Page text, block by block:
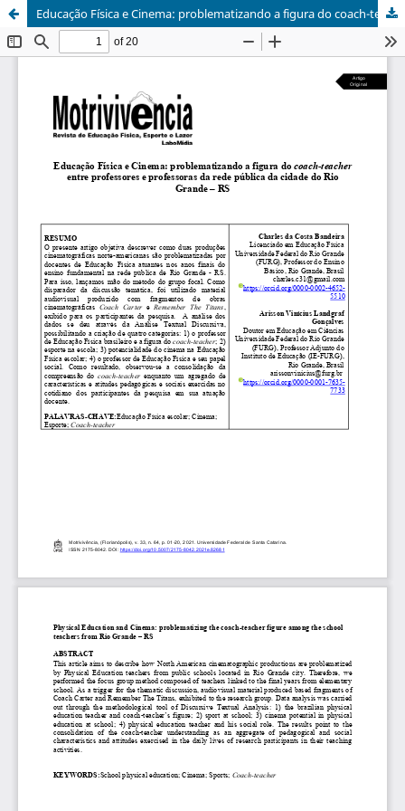
Educação Física e Cinema: problematizando a figura do coach-teacher entre professores e professoras da rede pública da cidade do Rio Grande – RS